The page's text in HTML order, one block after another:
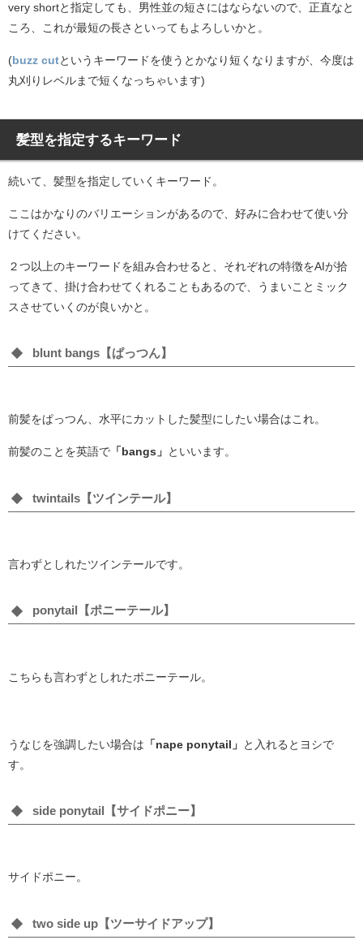
very shortと指定しても、男性並の短さにはならないので、正直なと
ころ、これが最短の長さといってもよろしいかと。
( buzz cutというキーワードを使うとかなり短くなりますが、今度は
丸刈りレベルまで短くなっちゃいます)
髪型を指定するキーワード
続いて、髪型を指定していくキーワード。
ここはかなりのバリエーションがあるので、好みに合わせて使い分
けてください。
２つ以上のキーワードを組み合わせると、それぞれの特徴をAIが拾
ってきて、掛け合わせてくれることもあるので、うまいことミック
スさせていくのが良いかと。
blunt bangs【ぱっつん】
前髪をぱっつん、水平にカットした髪型にしたい場合はこれ。
前髪のことを英語で 「bangs」 といいます。
twintails【ツインテール】
言わずとしれたツインテールです。
ponytail【ポニーテール】
こちらも言わずとしれたポニーテール。
うなじを強調したい場合は 「nape ponytail」
と入れるとヨシで
す。
side ponytail【サイドポニー】
サイドポニー。
two side up【ツーサイドアップ】